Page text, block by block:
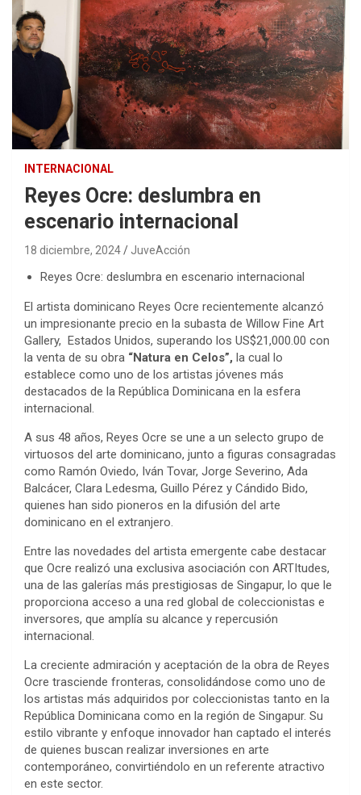
INTERNACIONAL
Reyes Ocre: deslumbra en
escenario internacional
18 diciembre, 2024 JuveAcción
Reyes Ocre: deslumbra en escenario internacional
El artista dominicano Reyes Ocre recientemente alcanzó
un impresionante precio en la subasta de Willow Fine Art
Gallery, Estados Unidos, superando los US$21,000.00 con
la venta de su obra “Natura en Celos”, la cual lo
establece como uno de los artistas jóvenes más
destacados de la República Dominicana en la esfera
internacional.
A sus 48 años, Reyes Ocre se une a un selecto grupo de
virtuosos del arte dominicano, junto a figuras consagradas
como Ramón Oviedo, Iván Tovar, Jorge Severino, Ada
Balcácer, Clara Ledesma, Guillo Pérez y Cándido Bido,
quienes han sido pioneros en la difusión del arte
dominicano en el extranjero.
Entre las novedades del artista emergente cabe destacar
que Ocre realizó una exclusiva asociación con ARTItudes,
una de las galerías más prestigiosas de Singapur, lo que le
proporciona acceso a una red global de coleccionistas e
inversores, que amplía su alcance y repercusión
internacional.
La creciente admiración y aceptación de la obra de Reyes
Ocre trasciende fronteras, consolidándose como uno de
los artistas más adquiridos por coleccionistas tanto en la
República Dominicana como en la región de Singapur. Su
estilo vibrante y enfoque innovador han captado el interés
de quienes buscan realizar inversiones en arte
contemporáneo, convirtiéndolo en un referente atractivo
en este sector.